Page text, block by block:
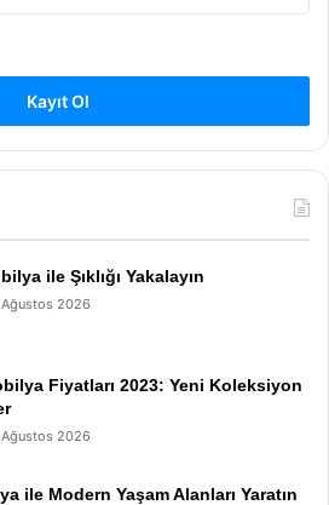
Kayıt Ol
ile Şıklığı Yakalayın
2026
Fiyatları 2023: Yeni Koleksiyon
2026
ile Modern Yaşam Alanları Yaratın